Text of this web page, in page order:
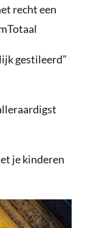
recht een
gestileerd”
je kinderen